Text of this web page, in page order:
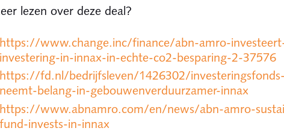
lezen over deze deal?
https://www.change.inc/finance/abn-amro-
investering-in-innax-in-echte-co2-besparing-2-37576
https://fd.nl/bedrijfsleven/1426302/
neemt-belang-in-gebouwenverduurzamer-innax
https://www.abnamro.com/en/news/abn-amro-
fund-invests-in-innax